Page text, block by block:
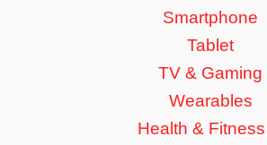
Smartphone
Tablet
TV & Gaming
Wearables
Health & Fitness